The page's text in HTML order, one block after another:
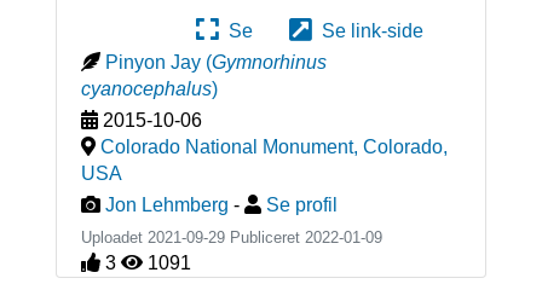
Se
Se link-side
Pinyon Jay (Gymnorhinus
cyanocephalus)
2015-10-06
Colorado National Monument, Colorado,
USA
Jon Lehmberg - Se profil
Uploadet 2021-09-29 Publiceret 2022-01-09
3 1091